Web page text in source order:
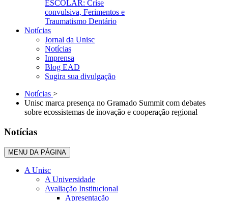
ESCOLAR: Crise
convulsiva, Ferimentos e
Traumatismo Dentário
Notícias
Jornal da Unisc
Notícias
Imprensa
Blog EAD
Sugira sua divulgação
Notícias >
Unisc marca presença no Gramado Summit com debates
sobre ecossistemas de inovação e cooperação regional
Notícias
MENU DA PÁGINA
A Unisc
A Universidade
Avaliação Institucional
Apresentação